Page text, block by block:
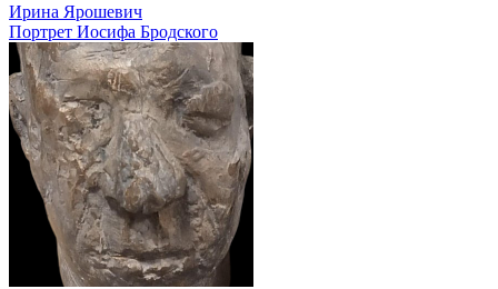
Ирина Ярошевич
Портрет Иосифа Бродского